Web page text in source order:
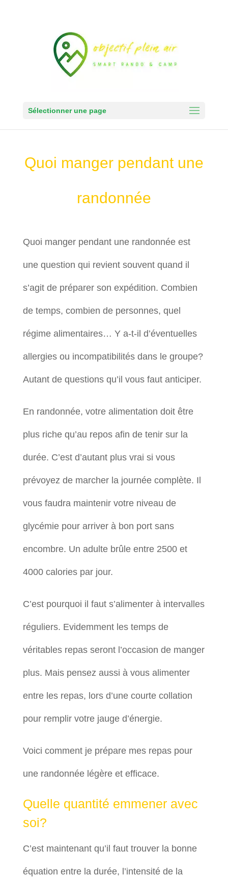
Sélectionner une page
Quoi manger pendant une
randonnée
Quoi manger pendant une randonnée est
une question qui revient souvent quand il
s’agit de préparer son expédition. Combien
de temps, combien de personnes, quel
régime alimentaires… Y a-t-il d’éventuelles
allergies ou incompatibilités dans le groupe?
Autant de questions qu’il vous faut anticiper.
En randonnée, votre alimentation doit être
plus riche qu’au repos afin de tenir sur la
durée. C’est d’autant plus vrai si vous
prévoyez de marcher la journée complète. Il
vous faudra maintenir votre niveau de
glycémie pour arriver à bon port sans
encombre. Un adulte brûle entre 2500 et
4000 calories par jour.
C’est pourquoi il faut s’alimenter à intervalles
réguliers. Evidemment les temps de
véritables repas seront l’occasion de manger
plus. Mais pensez aussi à vous alimenter
entre les repas, lors d’une courte collation
pour remplir votre jauge d’énergie.
Voici comment je prépare mes repas pour
une randonnée légère et efficace.
Quelle quantité emmener avec
soi?
C’est maintenant qu’il faut trouver la bonne
équation entre la durée, l’intensité de la